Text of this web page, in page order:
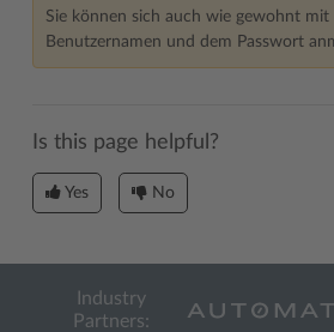
Sie können sich auch wie gewohnt mit
Benutzernamen und dem Passwort
Is this page helpful?
Yes No
Industry
Partners: